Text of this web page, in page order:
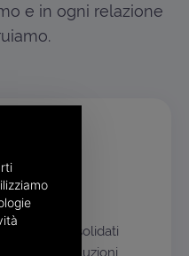
e in ogni relazione
consolidati
costruire soluzioni